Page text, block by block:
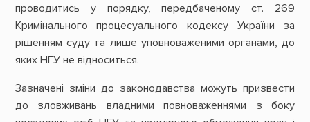
проводитись у порядку, передбаченому ст. 269
Кримінального процесуального кодексу України за
рішенням суду та лише уповноваженими органами, до
яких НГУ не відноситься.
Зазначені зміни до законодавства можуть призвести
до зловживань владними повноваженнями з боку